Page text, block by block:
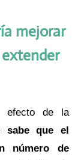
mejorar
efecto de la
sabe que el
número de